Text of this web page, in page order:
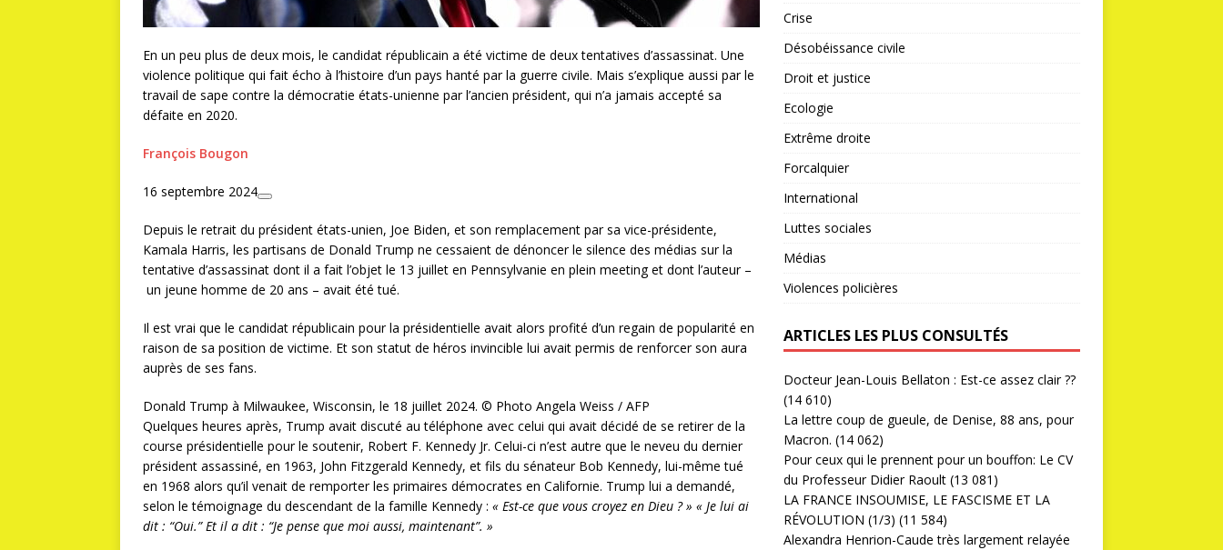
En un peu plus de deux mois, le candidat républicain a été victime de deux tentatives d’assassinat. Une
violence politique qui fait écho à l’histoire d’un pays hanté par la guerre civile. Mais s’explique aussi par le
travail de sape contre la démocratie états-unienne par l’ancien président, qui n’a jamais accepté sa
défaite en 2020.
François Bougon
16 septembre 2024
Depuis le retrait du président états-unien, Joe Biden, et son remplacement par sa vice-présidente,
Kamala Harris, les partisans de Donald Trump ne cessaient de dénoncer le silence des médias sur la
tentative d’assassinat dont il a fait l’objet le 13 juillet en Pennsylvanie en plein meeting et dont l’auteur –
un jeune homme de 20 ans – avait été tué.
Il est vrai que le candidat républicain pour la présidentielle avait alors profité d’un regain de popularité en
raison de sa position de victime. Et son statut de héros invincible lui avait permis de renforcer son aura
auprès de ses fans.
Donald Trump à Milwaukee, Wisconsin, le 18 juillet 2024. © Photo Angela Weiss / AFP
Quelques heures après, Trump avait discuté au téléphone avec celui qui avait décidé de se retirer de la
course présidentielle pour le soutenir, Robert F. Kennedy Jr. Celui-ci n’est autre que le neveu du dernier
président assassiné, en 1963, John Fitzgerald Kennedy, et fils du sénateur Bob Kennedy, lui-même tué
en 1968 alors qu’il venait de remporter les primaires démocrates en Californie. Trump lui a demandé,
selon le témoignage du descendant de la famille Kennedy : « Est-ce que vous croyez en Dieu ? » « Je lui ai
dit : “Oui.” Et il a dit : “Je pense que moi aussi, maintenant”. »
Crise
Désobéissance civile
Droit et justice
Ecologie
Extrême droite
Forcalquier
International
Luttes sociales
Médias
Violences policières
ARTICLES LES PLUS CONSULTÉS
Docteur Jean-Louis Bellaton : Est-ce assez clair ??
(14 610)
La lettre coup de gueule, de Denise, 88 ans, pour
Macron. (14 062)
Pour ceux qui le prennent pour un bouffon: Le CV
du Professeur Didier Raoult (13 081)
LA FRANCE INSOUMISE, LE FASCISME ET LA
RÉVOLUTION (1/3) (11 584)
Alexandra Henrion-Caude très largement relayée